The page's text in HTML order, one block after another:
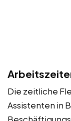
Die zeitliche
Assistenten in